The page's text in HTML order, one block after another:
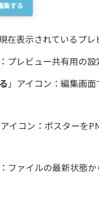
在表示されているプ
プレビュー共有用の設
」アイコン：編集画面
アイコン：ポスターを
ファイルの最新状態か